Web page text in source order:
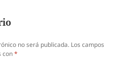
no será publicada. Los campos
con*